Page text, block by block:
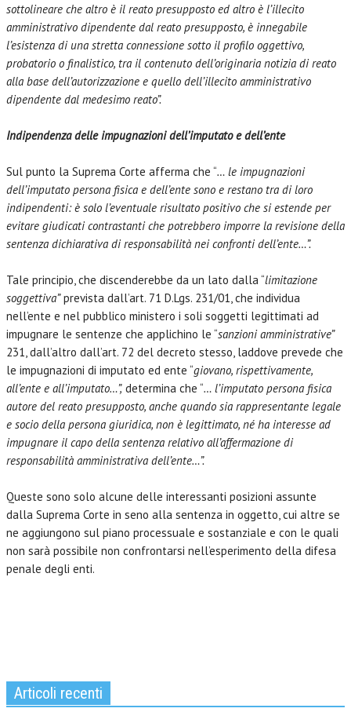
sottolineare che altro è il reato presupposto ed altro è l’illecito
amministrativo dipendente dal reato presupposto, è innegabile
l’esistenza di una stretta connessione sotto il profilo oggettivo,
probatorio o finalistico, tra il contenuto dell’originaria notizia di reato
alla base dell’autorizzazione e quello dell’illecito amministrativo
dipendente dal medesimo reato”.
Indipendenza delle impugnazioni dell’imputato e dell’ente
Sul punto la Suprema Corte afferma che “… le impugnazioni
dell’imputato persona fisica e dell’ente sono e restano tra di loro
indipendenti: è solo l’eventuale risultato positivo che si estende per
evitare giudicati contrastanti che potrebbero imporre la revisione della
sentenza dichiarativa di responsabilità nei confronti dell’ente…”.
Tale principio, che discenderebbe da un lato dalla “limitazione
soggettiva”prevista dall’art. 71 D.Lgs. 231/01, che individua
nell’ente e nel pubblico ministero i soli soggetti legittimati ad
impugnare le sentenze che applichino le “sanzioni amministrative”
231, dall’altro dall’art. 72 del decreto stesso, laddove prevede che
le impugnazioni di imputato ed ente “giovano, rispettivamente,
all’ente e all’imputato…”, determina che “… l’imputato persona fisica
autore del reato presupposto, anche quando sia rappresentante legale
e socio della persona giuridica, non è legittimato, né ha interesse ad
impugnare il capo della sentenza relativo all’affermazione di
responsabilità amministrativa dell’ente…”.
Queste sono solo alcune delle interessanti posizioni assunte
dalla Suprema Corte in seno alla sentenza in oggetto, cui altre se
ne aggiungono sul piano processuale e sostanziale e con le quali
non sarà possibile non confrontarsi nell’esperimento della difesa
penale degli enti.
Articoli recenti